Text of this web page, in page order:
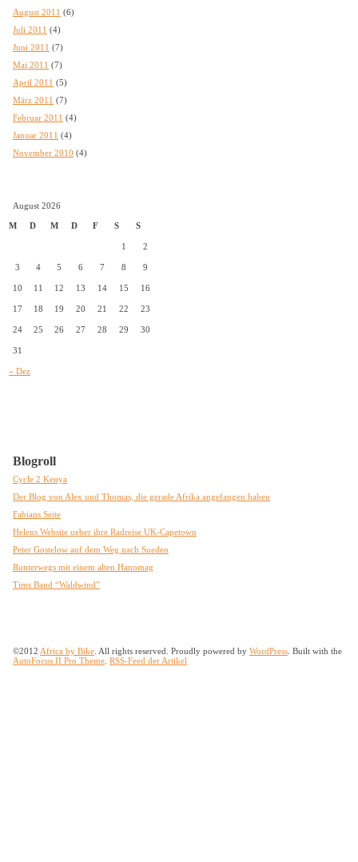
August 2011 (6)
Juli 2011 (4)
Juni 2011 (7)
Mai 2011 (7)
April 2011 (5)
März 2011 (7)
Februar 2011 (4)
Januar 2011 (4)
November 2010 (4)
August 2026
M D M D F S S
« Dez
1 2
3 4 5 6 7 8 9
10 11 12 13 14 15 16
17 18 19 20 21 22 23
24 25 26 27 28 29 30
31
Blogroll
Cycle 2 Kenya
Der Blog von Alex und Thomas, die gerade Afrika angefangen haben
Fabians Seite
Helens Website ueber ihre Radreise UK-Capetown
Peter Gostelow auf dem Weg nach Sueden
Runterwegs mit einem alten Hanomag
Tims Band “Waldwind”
©2012 Africa by Bike . All rights reserved. Proudly powered by WordPress . Built with the
AutoFocus II Pro Theme RSS-Feed der Artikel